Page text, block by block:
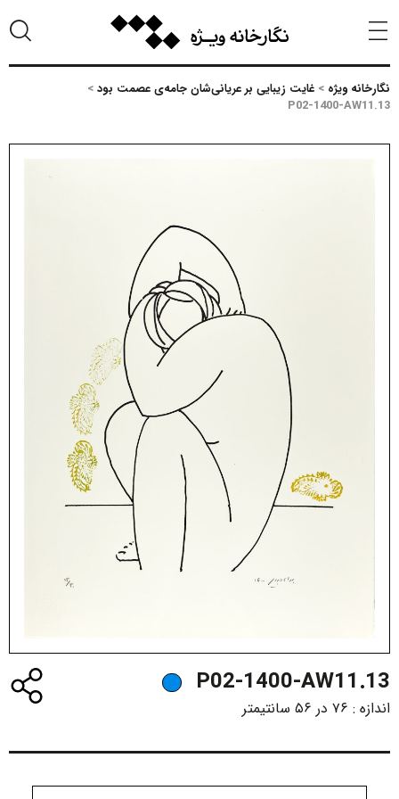
نگارخانه ویژه > غایت زیبایی بر عریانی‌شان جامه‌ی عصمت بود >
P02-1400-AW11.13
P02-1400-AW11.13
اندازه : ۷۶ در ۵۶ سانتیمتر